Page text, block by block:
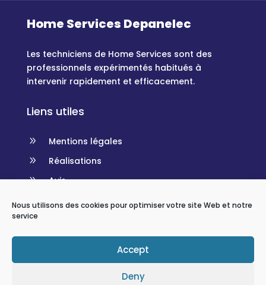
Nous utilisons des cookies pour optimiser votre site Web et notre
service
Accept
Deny
Home Services Depanelec
Les techniciens de Home Services sont des
professionnels expérimentés habitués à
intervenir rapidement et efficacement.
Liens utiles
9
Mentions légales
9
Réalisations
9
Avis
Contact
(+33)4 93 64 07 50

hservices06@gmail.com